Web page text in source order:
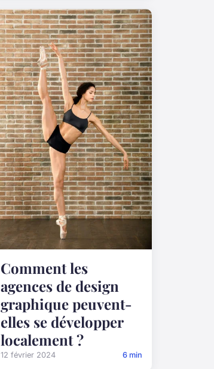
Comment les
agences de design
graphique peuvent-
elles se développer
localement ?
12 février 2024 6 min